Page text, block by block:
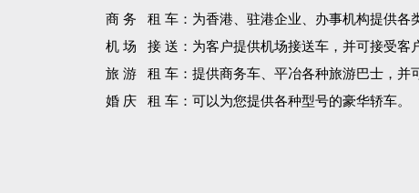
商 务 租 车：为香港、驻港企业、办事机构提供各
机 场 接 送：为客户提供机场接送车，并可接受客
旅 游 租 车：提供商务车、平冶各种旅游巴士，并
婚 庆 租 车：可以为您提供各种型号的豪华轿车。